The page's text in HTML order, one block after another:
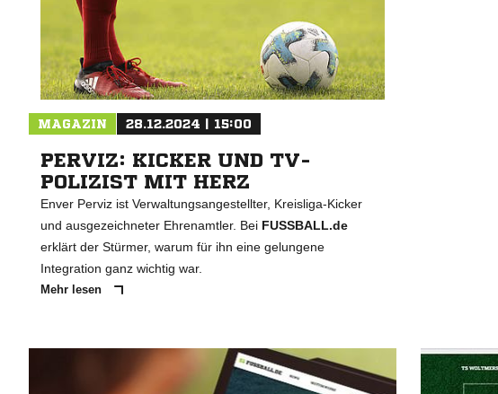
MAGAZIN 28.12.2024 | 15:00
PERVIZ: KICKER UND TV-
POLIZIST MIT HERZ
Enver Perviz ist Verwaltungsangestellter, Kreisliga-Kicker
und ausgezeichneter Ehrenamtler. Bei FUSSBALL.de
erklärt der Stürmer, warum für ihn eine gelungene
Integration ganz wichtig war.
Mehr lesen